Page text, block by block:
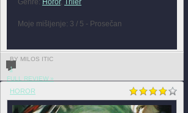
Moje mišljenje: 3 / 5 - Prosečan
BY MILOS ITIC
1
FULL REVIEW »
HOROR